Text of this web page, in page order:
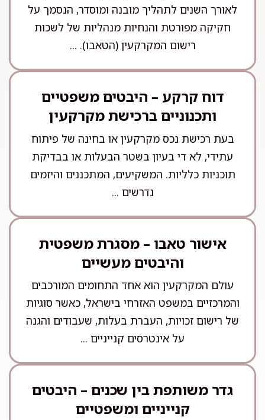
לאורך השנים לתהליך מובנה ומוסדר, הנסמך על
חקיקה מפורטת והנחיות מנהליות של לשכות
רישום המקרקעין (הטאבו). ...
דוח קרקע – היבטים משפטיים
ותכנוניים ברכישת מקרקעין
בעת רכישת נכס מקרקעין או בחינה של פיתוח
עתידי, לא די בעיון בשטר הבעלות או בבדיקת
תוכניות כלליות. המשקיעים, המתכננים והיזמים
נדרשים ...
אישור טאבו – מסגרת משפטית
והיבטים מעשיים
עולם המקרקעין הוא אחד התחומים המורכבים
והמרכזיים במשפט האזרחי בישראל, כאשר סוגיות
של רישום זכויות, העברת בעלות, שעבודים והגנה
על אינטרסים קנייניים ...
גדר משותפת בין שכנים – היבטים
קנייניים ומשפטיים